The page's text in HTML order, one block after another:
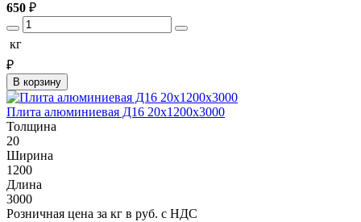
650 ₽
кг
₽
В корзину
Плита алюминиевая Д16 20х1200х3000
Толщина
20
Ширина
1200
Длина
3000
Розничная цена за кг в руб. с НДС